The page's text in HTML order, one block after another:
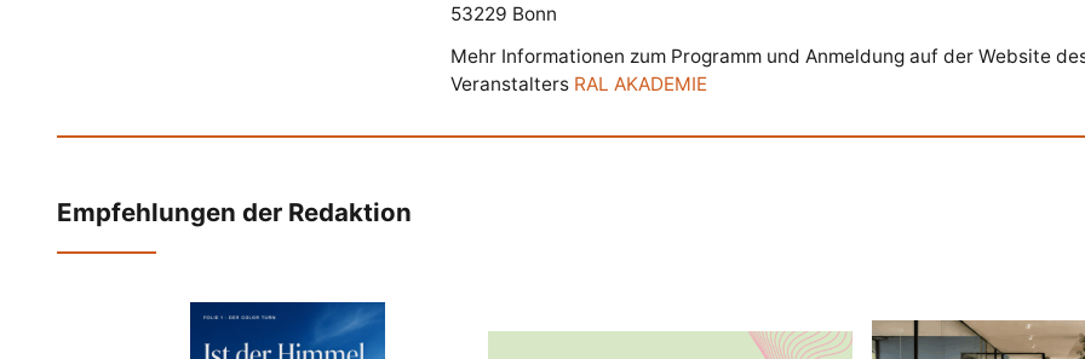
53229 Bonn
Mehr Informationen zum Programm und Anmeldung auf der Website
Veranstalters RAL AKADEMIE
Empfehlungen der Redaktion